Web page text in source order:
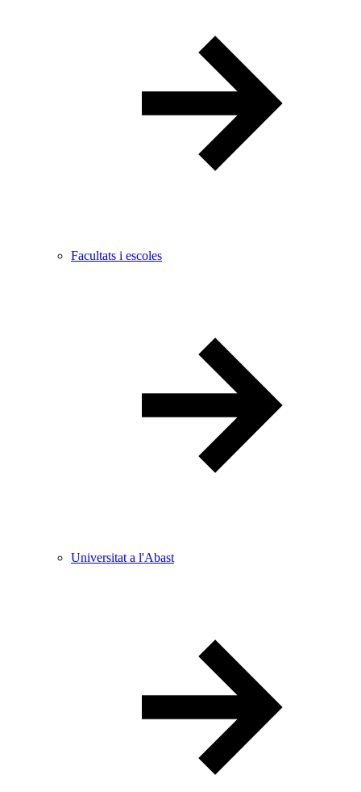
Facultats i escoles
Universitat a l'Abast